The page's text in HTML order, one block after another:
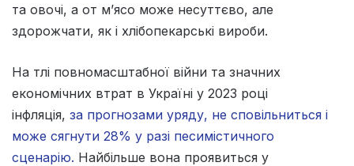
та овочі, а от м’ясо може несуттєво, але
здорожчати, як і хлібопекарські вироби.
На тлі повномасштабної війни та значних
економічних втрат в Україні у 2023 році
інфляція, за прогнозами уряду, не сповільниться і
може сягнути 28% у разі песимістичного
сценарію. Найбільше вона проявиться у